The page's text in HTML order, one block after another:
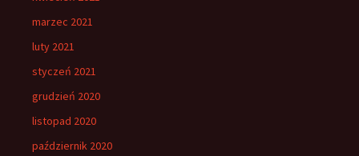
marzec 2021
luty 2021
styczeń 2021
grudzień 2020
listopad 2020
październik 2020